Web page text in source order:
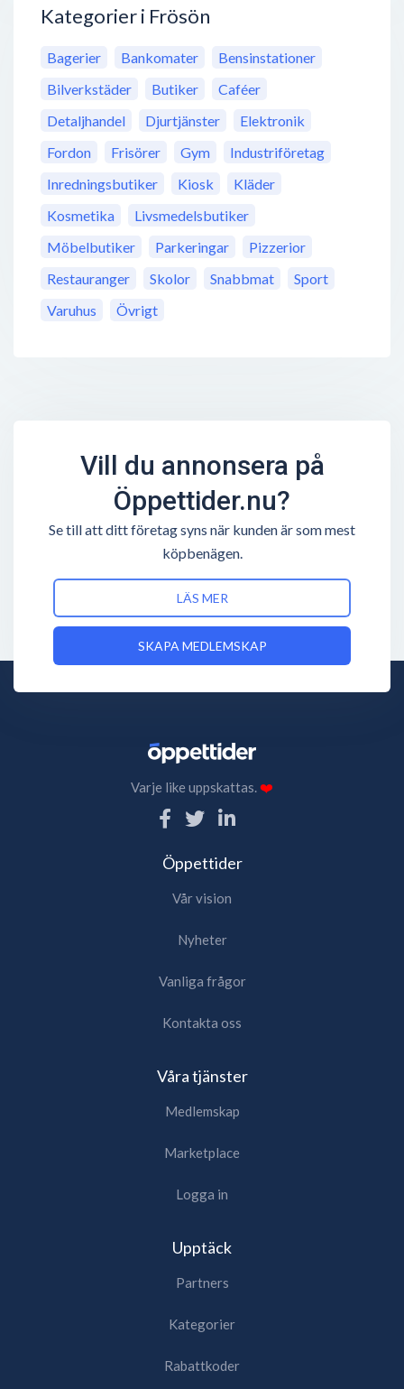
Kategorier i Frösön
Bagerier Bankomater
Bensinstationer
Bilverkstäder
Butiker
Caféer
Detaljhandel
Djurtjänster
Elektronik
Fordon
Frisörer Gym
Industriföretag
Inredningsbutiker
Kiosk
Kläder
Kosmetika
Livsmedelsbutiker
Möbelbutiker
Parkeringar
Pizzerior
Restauranger
Skolor Snabbmat
Sport
Varuhus
Övrigt
Vill du annonsera på
Öppettider.nu?
Se till att ditt företag syns när kunden är som mest
köpbenägen.
LÄS MER
SKAPA MEDLEMSKAP
Varje like uppskattas.❤️
Öppettider
Vår vision
Nyheter
Vanliga frågor
Kontakta oss
Våra tjänster
Medlemskap
Marketplace
Logga in
Upptäck
Partners
Kategorier
Rabattkoder